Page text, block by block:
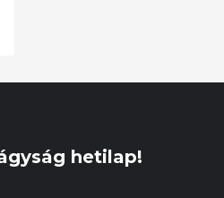
hetilap!